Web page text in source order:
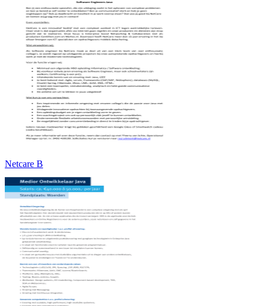
Netcare B